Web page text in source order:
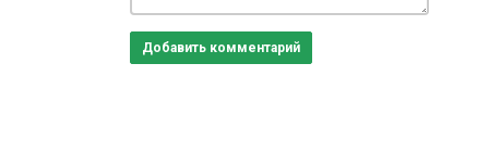
Добавить комментарий